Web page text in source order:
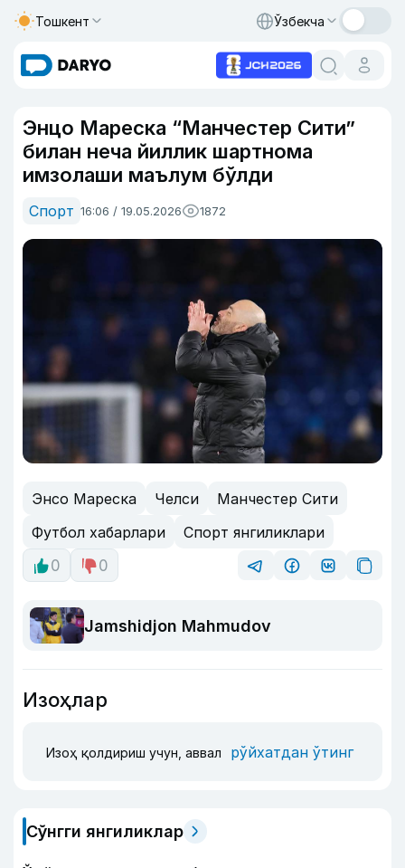
Тошкент Ўзбекча
Энцо Мареска “Манчестер Сити”
билан неча йиллик шартнома
имзолаши маълум бўлди
Спорт 16:06 / 19.05.2026 1872
Энсо Мареска Челси
Манчестер Сити
Футбол хабарлари
Спорт янгиликлари
0
0
Jamshidjon Mahmudov
Изоҳлар
Изоҳ қолдириш учун, аввал рўйхатдан ўтинг
Сўнгги янгиликлар